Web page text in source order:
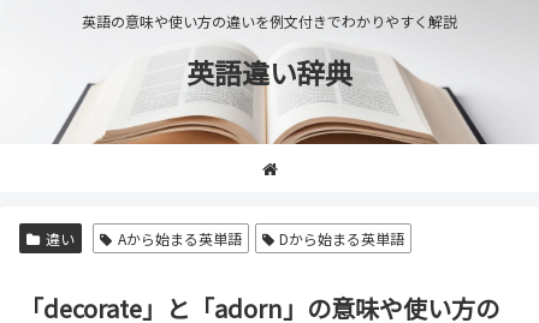
英語の意味や使い方の違いを例文付きでわかりやすく解説
英語違い辞典
違い Aから始まる英単語 Dから始まる英単語
「decorate」と「adorn」の意味や使い方の